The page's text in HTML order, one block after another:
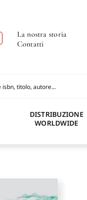
La nostra storia
Contatti
DISTRIBUZIONE
WORLDWIDE